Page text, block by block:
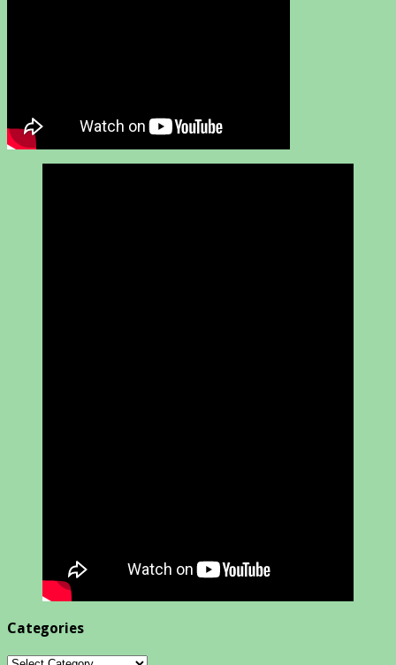
Categories